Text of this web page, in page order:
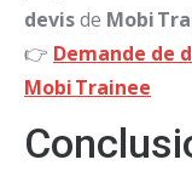
devisde Mobi
👉 Demande de
Mobi Trainee